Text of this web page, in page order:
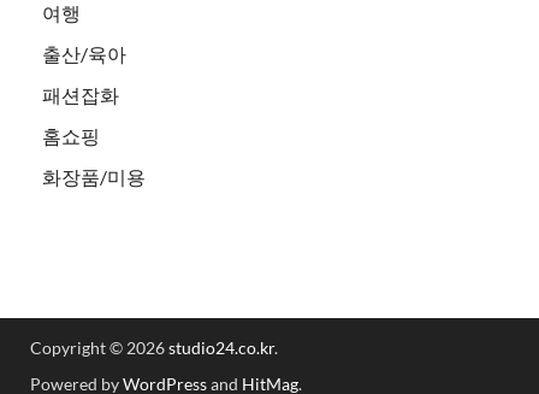
여행
출산/육아
패션잡화
홈쇼핑
화장품/미용
Copyright © 2026studio24.co.kr.
Powered byWordPressand HitMag.